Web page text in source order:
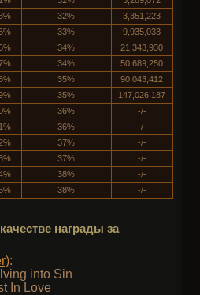
32%
3,351,223
33%
9,935,033
34%
21,343,930
34%
50,689,250
35%
90,043,412
35%
147,026,187
36%
-/-
36%
-/-
37%
-/-
37%
-/-
38%
-/-
38% -/-
награды за
:
into Sin
In Love